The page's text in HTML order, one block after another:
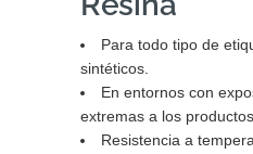
Para todo tipo de
sintéticos.
En entornos con
extremas a los
Resistencia a